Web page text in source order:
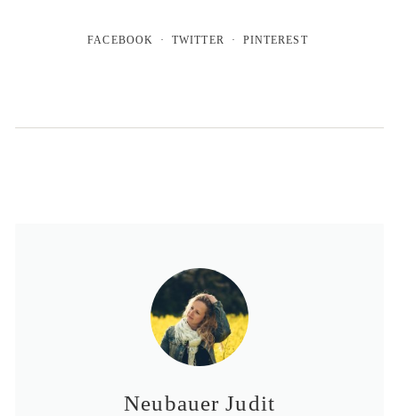
FACEBOOK TWITTER PINTEREST
Neubauer Judit